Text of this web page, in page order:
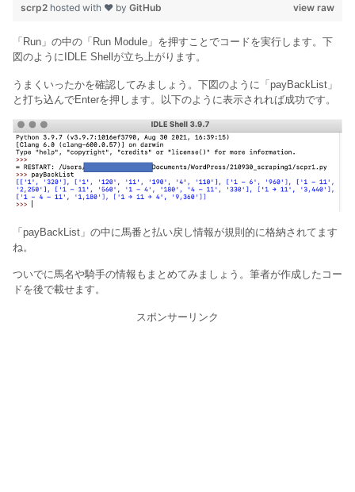
view raw
scrp2 hosted with ❤ by GitHub
「Run」の中の「Run Module」を押すことでコードを実行します。下
図のようにIDLE Shellが立ち上がります。
うまくいったかを確認してみましょう。下図のように「payBackList」
と打ち込んでEnterを押します。以下のように表示されれば成功です。
「payBackList」の中に馬番と払い戻し情報が規則的に格納されてます
ね。
ついでに馬名や騎手の情報もまとめてみましょう。筆者が作成したコー
ドを後で載せます。
スポンサーリンク